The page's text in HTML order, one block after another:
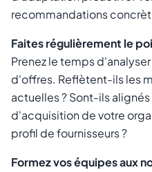
recommandations
Faites régulièrement le
Prenez le temps
d'offres. Reflètent-ils les
actuelles ? Sont-ils
d'acquisition de votre
profil de fournisseurs ?
Formez vos équipes aux